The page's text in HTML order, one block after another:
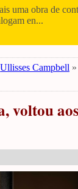
uma obra de
en...
Ullisses Campbell